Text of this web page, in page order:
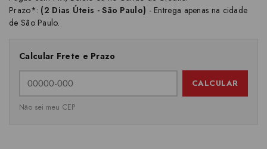
Prazo*: (2 Dias Úteis - São Paulo) - Entrega apenas na cidade
de São Paulo.
Calcular Frete e Prazo
CALCULAR
Não sei meu CEP